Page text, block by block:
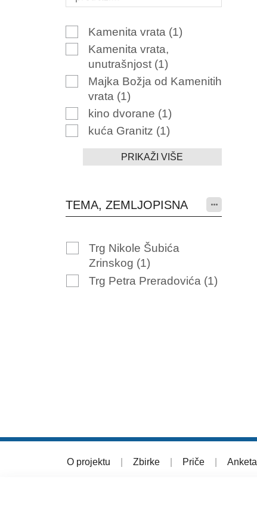
Kamenita vrata (1)
Kamenita vrata,
unutrašnjost (1)
Majka Božja od Kamenitih
vrata (1)
kino dvorane (1)
kuća Granitz (1)
PRIKAŽI VIŠE
TEMA, ZEMLJOPISNA
Trg Nikole Šubića
Zrinskog (1)
Trg Petra Preradovića (1)
O projektu Zbirke Priče Anketa